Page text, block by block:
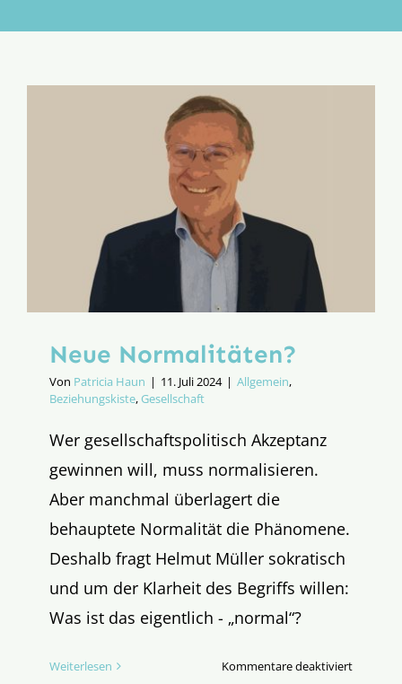
Aktion
Neue Normalitäten?
Von Patricia Haun | 11. Juli 2024 | Allgemein,
Beziehungskiste,Gesellschaft
Wer gesellschaftspolitisch Akzeptanz
gewinnen will, muss normalisieren.
Aber manchmal überlagert die
behauptete Normalität die Phänomene.
Deshalb fragt Helmut Müller sokratisch
und um der Klarheit des Begriffs willen:
Was ist das eigentlich - „normal“?
Weiterlesen Kommentare deaktiviertfür